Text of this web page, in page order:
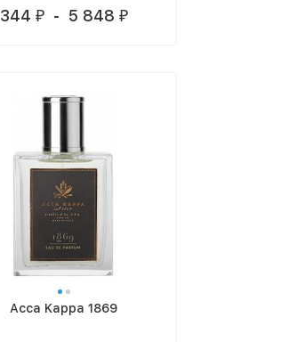
344 ₽ - 5 848 ₽
Acca Kappa 1869